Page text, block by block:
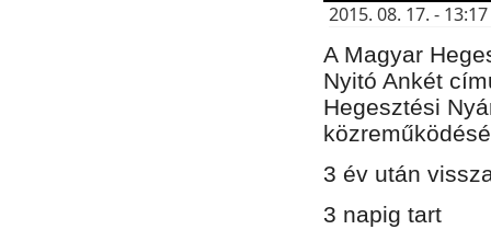
2015. 08. 17. -
A Magyar
Nyitó Ankét
Hegesztési
3 év után
3 napig tart